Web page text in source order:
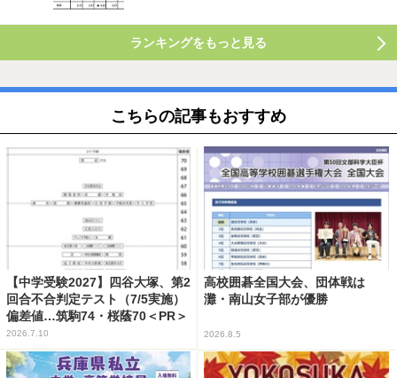
ランキングをもっと見る
こちらの記事もおすすめ
【中学受験2027】四谷大塚、第2
回合不合判定テスト（7/5実施）
偏差値…筑駒74・桜蔭70＜PR＞
2026.7.10
高校囲碁全国大会、団体戦は
灘・南山女子部が優勝
2026.8.5